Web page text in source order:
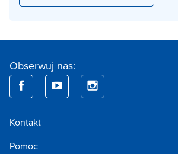
Obserwuj nas:
Kontakt
Pomoc